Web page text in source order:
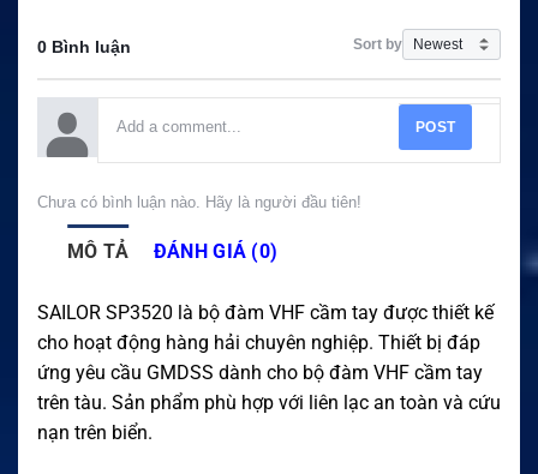
0 Bình luận Sort by
POST
Chưa có bình luận nào. Hãy là người đầu tiên!
MÔ TẢ ĐÁNH GIÁ (0)
SAILOR SP3520 là bộ đàm VHF cầm tay được thiết kế
cho hoạt động hàng hải chuyên nghiệp. Thiết bị đáp
ứng yêu cầu GMDSS dành cho bộ đàm VHF cầm tay
trên tàu. Sản phẩm phù hợp với liên lạc an toàn và cứu
nạn trên biển.